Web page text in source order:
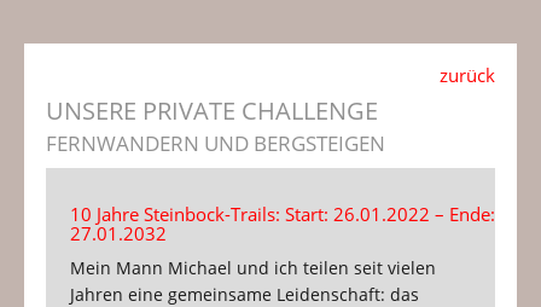
zurück
UNSERE PRIVATE CHALLENGE
FERNWANDERN UND BERGSTEIGEN
10 Jahre Steinbock-Trails: Start: 26.01.2022 – Ende:
27.01.2032
Mein Mann Michael und ich teilen seit vielen
Jahren eine gemeinsame Leidenschaft: das